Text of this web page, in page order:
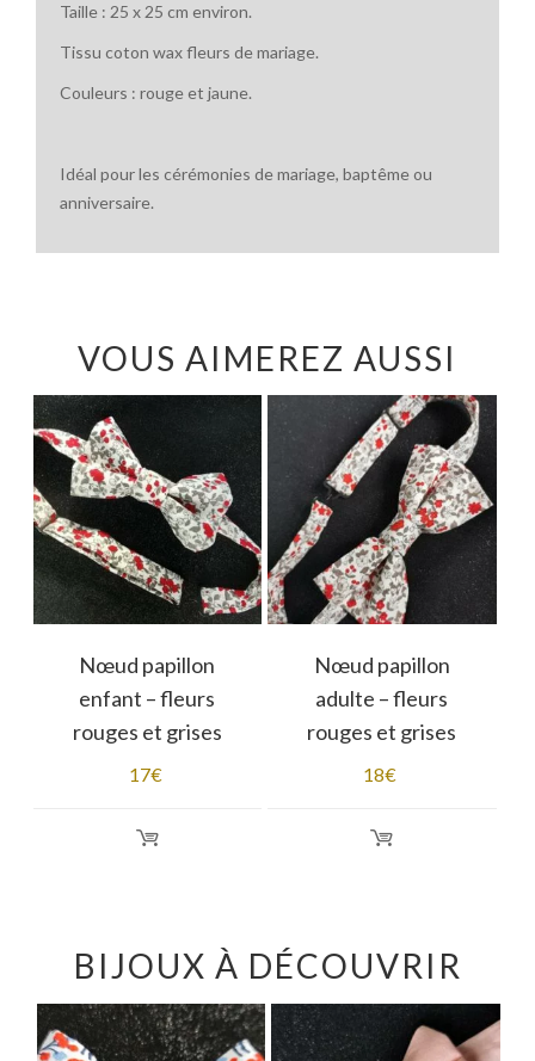
Taille : 25 x 25 cm environ.
Tissu coton wax fleurs de mariage.
Couleurs : rouge et jaune.
Idéal pour les cérémonies de mariage, baptême ou
anniversaire.
VOUS AIMEREZ AUSSI
Nœud papillon
enfant – fleurs
rouges et grises
17€
Nœud papillon
adulte – fleurs
rouges et grises
18€
BIJOUX À DÉCOUVRIR